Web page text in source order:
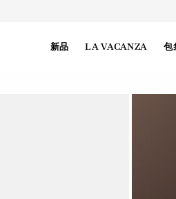
新品 LA VACANZA 包